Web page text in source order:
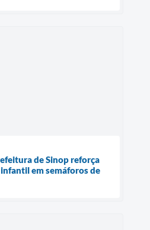
de Sinop reforça
em semáforos de